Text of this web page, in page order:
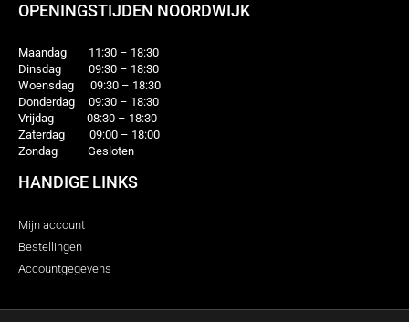
OPENINGSTIJDEN NOORDWIJK
Maandag 11:30 – 18:30
Dinsdag 09:30 – 18:30
Woensdag 09:30 – 18:30
Donderdag 09:30 – 18:30
Vrijdag 08:30 – 18:30
Zaterdag 09:00 – 18:00
Zondag Gesloten
HANDIGE LINKS
Mijn account
Bestellingen
Accountgegevens